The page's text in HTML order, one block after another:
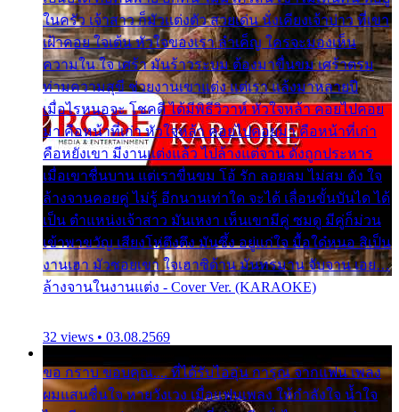
ในครัว เจ้าสาว ก็มัวแต่งตัว สวยเด่น นั่งเคียงเจ้าบ่าว ที่เขา
เฝ้าคอย ใจเต้น หัวใจของเรา ลำเค็ญ ใครจะมองเห็น
ความใน ใจ เศร้า มันร้าวระบม ต้องมาขื่นขม เศร้าตรม
ท่ามความสุขี ช่วยงานเขาแต่ง แต่เรา แล้งมาหลายปี
เมื่อไรหนอจะ โชคดี ได้มีพิธีวิวาห์ หัวใจหล้า คอยไปคอย
มา คือหน้าที่เก่า หัวใจหล้า คอยไปคอยมา คือหน้าที่เก่า
คือหยังเขา มีงานแต่งแล้ว ไปล้างแต่จาน ดั่งถูกประหาร
เมื่อเขาชื่นบาน แต่เราขื่นขม โอ้ รัก ลอยลม ไม่สม ดัง ใจ
ล้างจานคอยคู่ ไม่รู้ อีกนานเท่าใด จะได้ เลื่อนขั้นบันได ได้
เป็น ตำแหน่งเจ้าสาว มันเหงา เห็นเขามีคู่ ซมดู มีคู่ก็ม่วน
เข้าพาขวัญ เสียงโห่ตึงตึง มันซึ้ง อยู่แก่ใจ มื้อใด๋หนอ สิเป็น
งานเฮา มัวซอยเขา ใจเฮาซิด้าน มันทรมาน จับจาน เอย…
ล้างจานในงานแต่ง - Cover Ver. (KARAOKE)
32 views • 03.08.2569
ขอ กราบ ขอบคุณ.... ที่ได้รับไออุ่น การุณ จากแฟน เพลง
ผมแสนชื่นใจ หายวังเวง เมื่อแฟนเพลง ให้กำลังใจ น้ำใจ